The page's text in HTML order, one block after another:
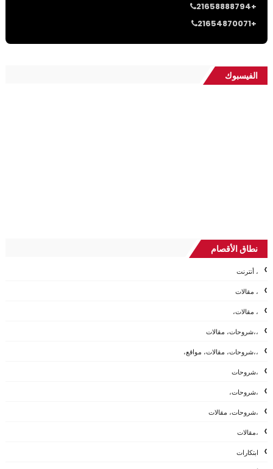
21658888794+
21654870071+
الفيسبوك
نطاق الأقصام
، أنترنت
، مقالات
، مقالات،
،،شروحات، مقالات
،،شروحات، مقالات، مواقع،
،شروحات
،شروحات،
،شروحات، مقالات
،مقالات
ابتكارات